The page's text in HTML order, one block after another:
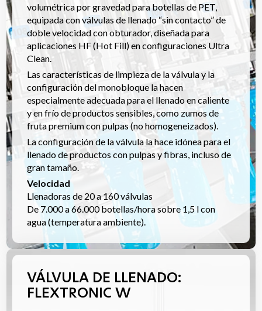
volumétrica por gravedad para botellas de PET,
equipada con válvulas de llenado “sin contacto” de
doble velocidad con obturador, diseñada para
aplicaciones HF (Hot Fill) en configuraciones Ultra
Clean.
Las características de limpieza de la válvula y la
configuración del monobloque la hacen
especialmente adecuada para el llenado en caliente
y en frío de productos sensibles, como zumos de
fruta premium con pulpas (no homogeneizados).
La configuración de la válvula la hace idónea para el
llenado de productos con pulpas y fibras, incluso de
gran tamaño.
Velocidad
Llenadoras de 20 a 160 válvulas
De 7.000 a 66.000 botellas/hora sobre 1,5 l con
agua (temperatura ambiente).
VÁLVULA DE LLENADO:
FLEXTRONIC W